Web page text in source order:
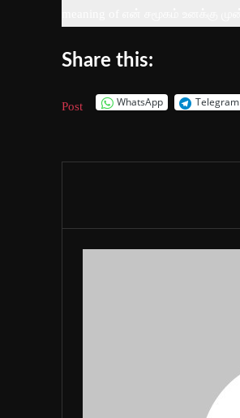
Share this:
Post WhatsApp Telegram